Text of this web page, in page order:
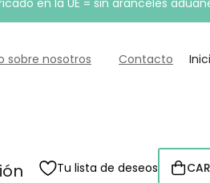
en la UE = sin aranceles
sobre nosotros Contacto
Tu lista de deseos